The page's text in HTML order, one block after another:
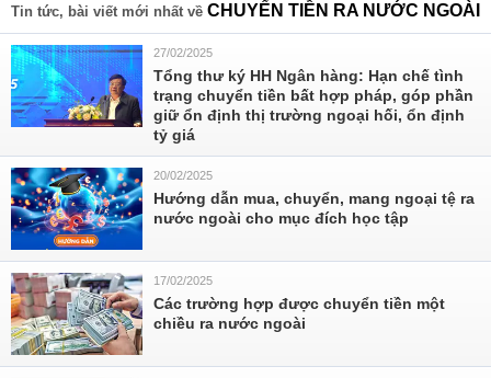
Tin tức, bài viết mới nhất về CHUYỂN TIỀN RA NƯỚC NGOÀI
27/02/2025
Tổng thư ký HH Ngân hàng: Hạn chế tình
trạng chuyển tiền bất hợp pháp, góp phần
giữ ổn định thị trường ngoại hối, ổn định
tỷ giá
20/02/2025
Hướng dẫn mua, chuyển, mang ngoại tệ ra
nước ngoài cho mục đích học tập
17/02/2025
Các trường hợp được chuyển tiền một
chiều ra nước ngoài